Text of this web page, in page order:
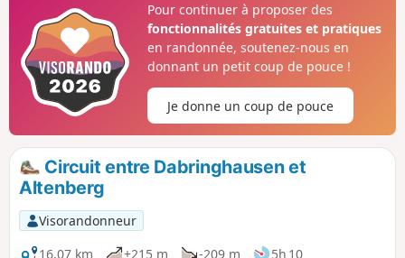
Pour continuer à proposer des
fonctionnalités gratuites et pratiques
en randonnée, soutenez-nous en
donnant un petit coup de pouce !
Je donne un coup de pouce
Circuit entre Dabringhausen et
Altenberg
Visorandonneur
16,07 km
+215 m -209 m 5h 10